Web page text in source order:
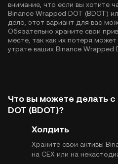
внимание, что если вы хотите
Binance Wrapped DOT (BDOT)
дело, этот вариант для вас
Обязательно храните свои
месте, так как их потеря
утрате ваших Binance Wrapped
Что вы можете делать
DOT (BDOT)?
Холдить
Храните свои активы
на CEX или на